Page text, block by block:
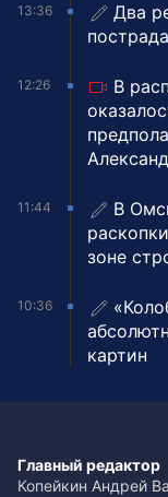
13:36
Два
12:26
В
11:44
В
зоне
10:36
картин
Главный редактор
Копейкин Андрей